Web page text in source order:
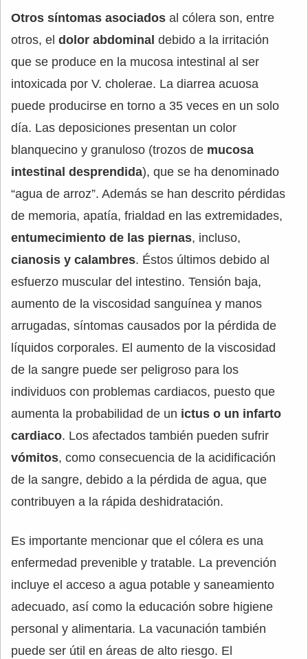
Otros síntomas asociados al cólera son, entre
otros, el dolor abdominal debido a la irritación
que se produce en la mucosa intestinal al ser
intoxicada por V. cholerae. La diarrea acuosa
puede producirse en torno a 35 veces en un solo
día. Las deposiciones presentan un color
blanquecino y granuloso (trozos de mucosa
intestinal desprendida), que se ha denominado
“agua de arroz”. Además se han descrito pérdidas
de memoria, apatía, frialdad en las extremidades,
entumecimiento de las piernas, incluso,
cianosis y calambres. Éstos últimos debido al
esfuerzo muscular del intestino. Tensión baja,
aumento de la viscosidad sanguínea y manos
arrugadas, síntomas causados por la pérdida de
líquidos corporales. El aumento de la viscosidad
de la sangre puede ser peligroso para los
individuos con problemas cardiacos, puesto que
aumenta la probabilidad de un ictus o un infarto
cardiaco. Los afectados también pueden sufrir
vómitos, como consecuencia de la acidificación
de la sangre, debido a la pérdida de agua, que
contribuyen a la rápida deshidratación.
Es importante mencionar que el cólera es una
enfermedad prevenible y tratable. La prevención
incluye el acceso a agua potable y saneamiento
adecuado, así como la educación sobre higiene
personal y alimentaria. La vacunación también
puede ser útil en áreas de alto riesgo. El